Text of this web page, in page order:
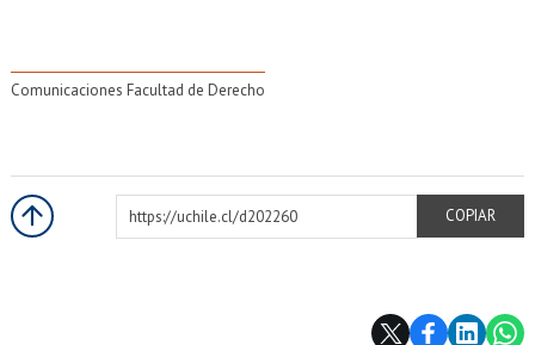
Comunicaciones Facultad de Derecho
https://uchile.cl/d202260
COPIAR